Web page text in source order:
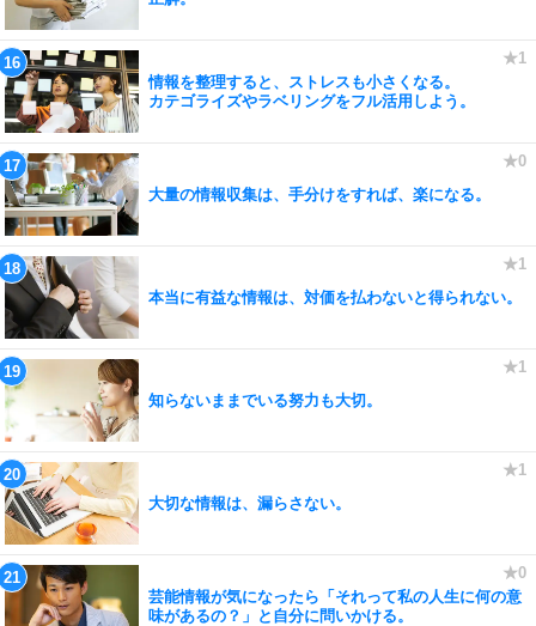
情報を整理すると、ストレスも小さくなる。
カテゴライズやラベリングをフル活用しよう。
大量の情報収集は、手分けをすれば、楽になる。
本当に有益な情報は、対価を払わないと得られない。
知らないままでいる努力も大切。
大切な情報は、漏らさない。
芸能情報が気になったら「それって私の人生に何の意
味があるの？」と自分に問いかける。